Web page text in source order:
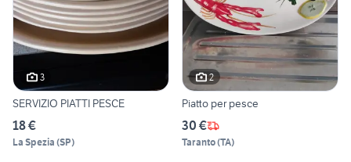
3
SERVIZIO PIATTI PESCE
18 €
La Spezia (SP)
2
Piatto per pesce
30 €
Taranto(TA)